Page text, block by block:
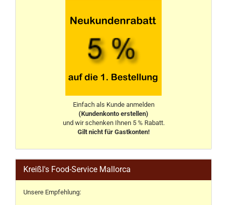
Einfach als Kunde anmelden
(Kundenkonto erstellen)
und wir schenken Ihnen 5 % Rabatt.
Gilt nicht für Gastkonten!
Kreißl's Food-Service Mallorca
Unsere Empfehlung: